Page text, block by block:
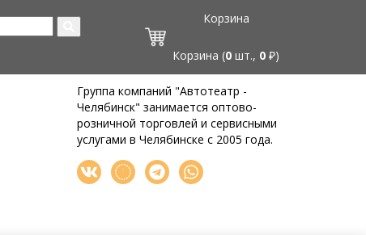
Корзина
Корзина (0 шт., 0 ₽)
Группа компаний "Автотеатр -
Челябинск" занимается оптово-
розничной торговлей и сервисными
услугами в Челябинске с 2005 года.